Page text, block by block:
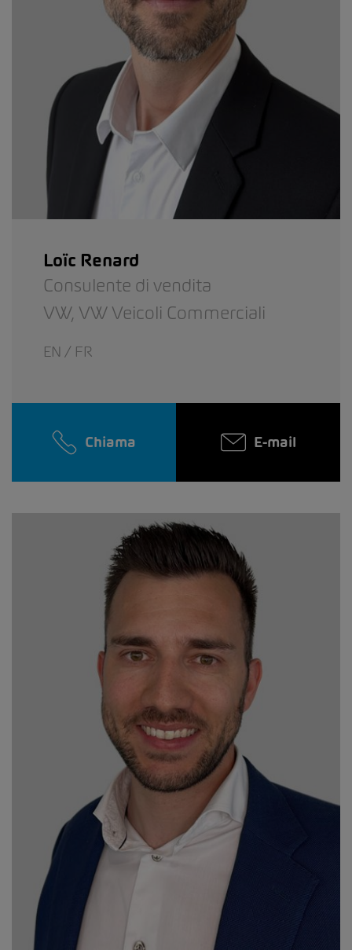
Loïc Renard
Consulente di vendita
VW, VW Veicoli Commerciali
EN / FR
Chiama E-mail